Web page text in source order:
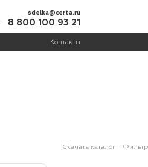
sdelka@certa.ru
8 800 100 93 21
Контакты
Скачать каталог Фильтр